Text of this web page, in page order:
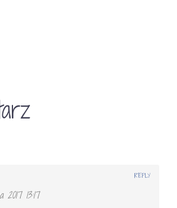
2017 13:17
REPLY